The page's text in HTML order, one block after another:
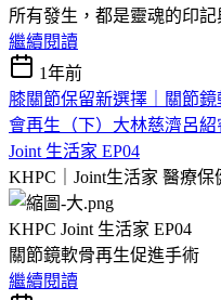
所有發生，都是靈魂的印記
繼續閱讀
1年前
膝關節保留新選擇｜關節
會再生（下）大林慈濟呂
Joint 生活家 EP04
KHPC｜Joint生活家 醫療保
KHPC Joint 生活家 EP04
關節鏡軟骨再生促進手術
繼續閱讀